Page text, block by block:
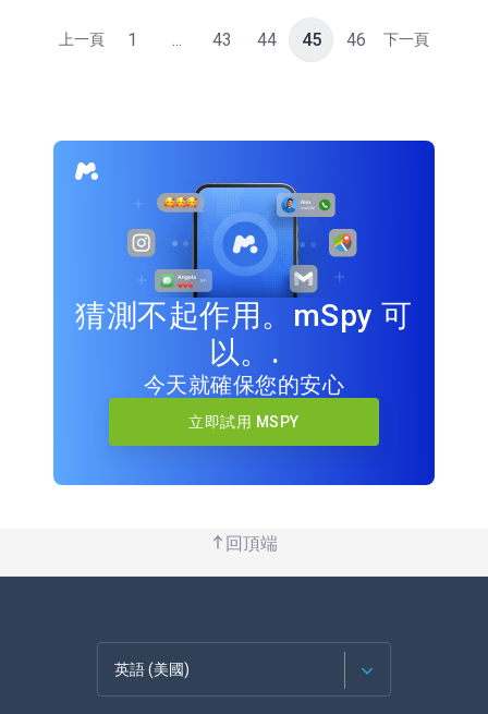
上一頁 1 ... 43 44 45 46 下一頁
猜測不起作用。mSpy 可
以。.
今天就確保您的安心
立即試用 MSPY
回頂端
英語 (美國)